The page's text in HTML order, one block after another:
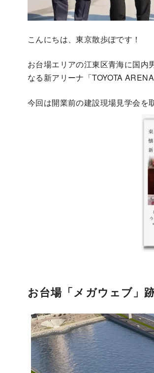
こんにちは、東京散歩ぽです！
お台場エリアの江東区青海に国内
なる新アリーナ「TOYOTA
今回は開業前の建設現場見学会を
お台場「メガウェブ」